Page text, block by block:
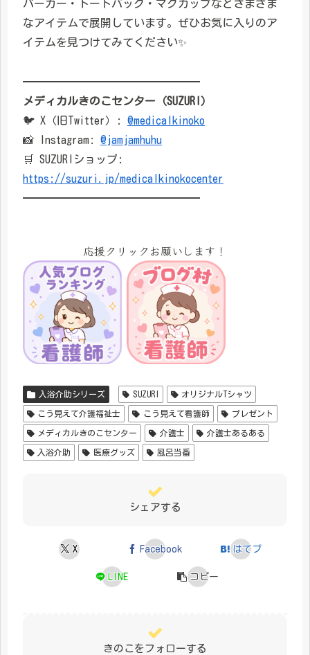
パーカー・トートバッグ・マグカップなどさまざま
なアイテムで展開しています。ぜひお気に入りのア
イテムを見つけてみてください✨
━━━━━━━━━━━━━━━━
メディカルきのこセンター（SUZURI）
🐦 X（旧Twitter）: @medicalkinoko
📸 Instagram: @jamjamhuhu
🛒 SUZURIショップ:
https://suzuri.jp/medicalkinokocenter
━━━━━━━━━━━━━━━━
応援クリックお願いします！
入浴介助シリーズ SUZURI オリジナルTシャツ
こう見えて介護福祉士 こう見えて看護師 プレゼント
メディカルきのこセンター 介護士 介護士あるある
入浴介助 医療グッズ 風呂当番
シェアする
X Facebook はてブ
LINE コピー
きのこをフォローする